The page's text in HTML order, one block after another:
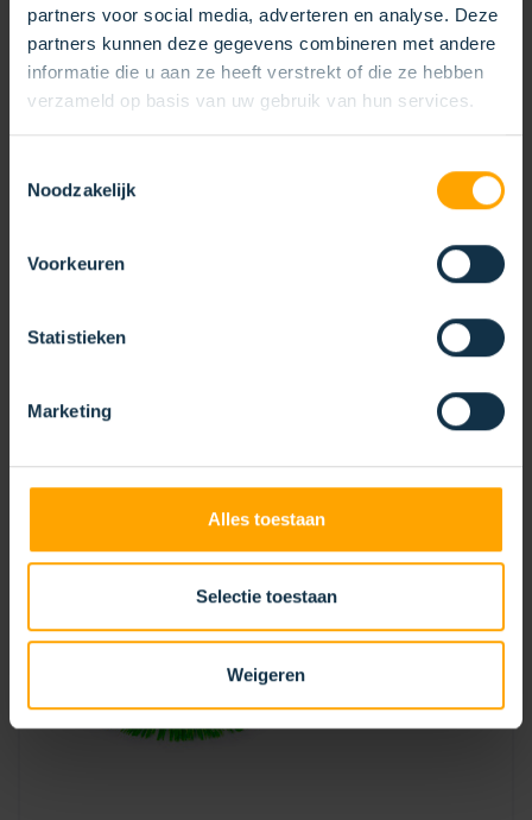
partners voor social media, adverteren en analyse. Deze
partners kunnen deze gegevens combineren met andere
informatie die u aan ze heeft verstrekt of die ze hebben
verzameld op basis van uw gebruik van hun services.
Noodzakelijk
Voorkeuren
Statistieken
Marketing
Alles toestaan
Selectie toestaan
Weigeren